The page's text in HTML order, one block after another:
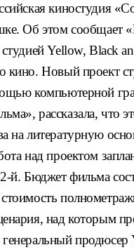
киностудия
Об этом сообщает
Yellow, Black
кино. Новый проект
компьютерной
рассказала, что
на литературную
над проектом
й. Бюджет фильма
над которым
продюсер